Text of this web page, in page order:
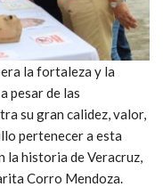
la fortaleza y la
pesar de las
su gran calidez, valor,
pertenecer a esta
la historia de Veracruz,
Corro Mendoza.